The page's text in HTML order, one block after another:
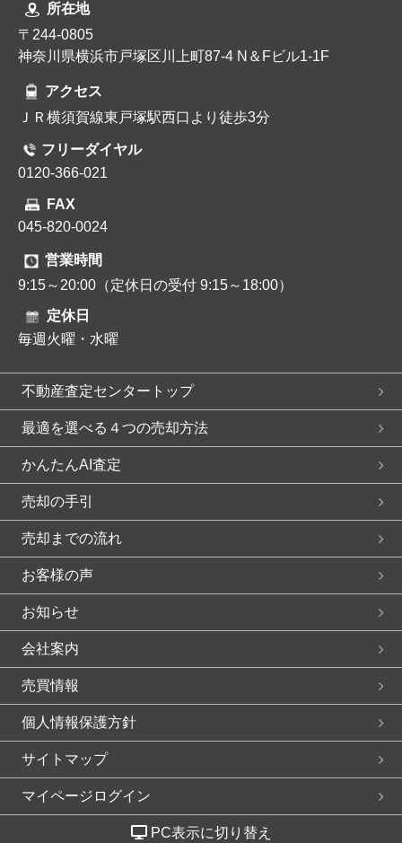
所在地
〒244-0805
神奈川県横浜市戸塚区川上町87-4 N＆Fビル1-1F
アクセス
ＪＲ横須賀線東戸塚駅西口より徒歩3分
フリーダイヤル
0120-366-021
FAX
045-820-0024
営業時間
9:15～20:00（定休日の受付 9:15～18:00）
定休日
毎週火曜・水曜
不動産査定センタートップ
最適を選べる４つの売却方法
かんたんAI査定
売却の手引
売却までの流れ
お客様の声
お知らせ
会社案内
売買情報
個人情報保護方針
サイトマップ
マイページログイン
PC表示に切り替え